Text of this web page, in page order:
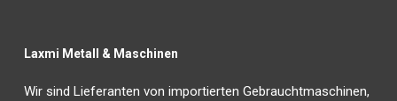
Laxmi Metall & Maschinen
Wir sind Lieferanten von importierten Gebrauchtmaschinen,